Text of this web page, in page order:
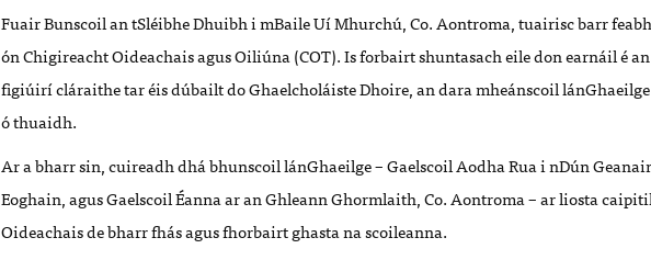
Fuair Bunscoil an tSléibhe Dhuibh i mBaile Uí Mhurchú, Co. Aontroma, tuairisc barr
ón Chigireacht Oideachais agus Oiliúna (COT). Is forbairt shuntasach eile don earnáil é
figiúirí cláraithe tar éis dúbailt do Ghaelcholáiste Dhoire, an dara mheánscoil
ó thuaidh.
Ar a bharr sin, cuireadh dhá bhunscoil lánGhaeilge – Gaelscoil Aodha Rua i nDún
Eoghain, agus Gaelscoil Éanna ar an Ghleann Ghormlaith, Co. Aontroma – ar liosta
Oideachais de bharr fhás agus fhorbairt ghasta na scoileanna.